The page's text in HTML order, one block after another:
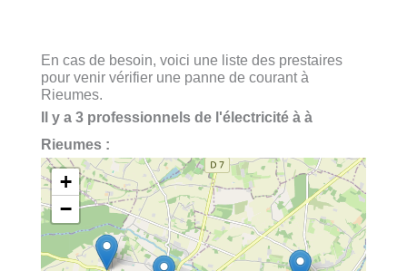
En cas de besoin, voici une liste des prestaires
pour venir vérifier une panne de courant à
Rieumes.
Il y a 3 professionnels de l'électricité à à
Rieumes :
+
−